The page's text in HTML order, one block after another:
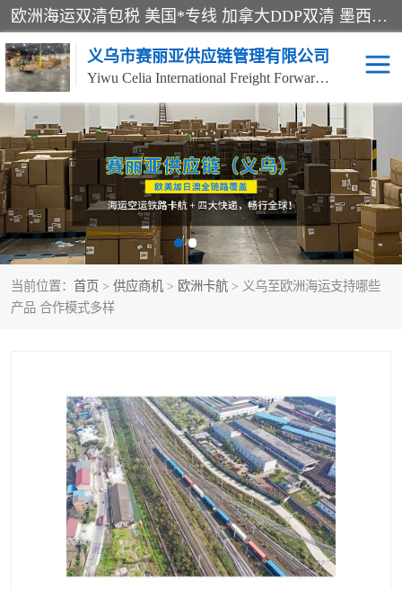
欧洲海运双清包税 美国*专线 加拿大DDP双清 墨西哥跨境空运 澳大利亚专线物流 跨境电商物流服务 国际快递到门服务 海运*渠道 一站式跨境物流解决方案 TikTok/SHEIN专线 电商平台FBA头程运输 国际铁路运输欧洲 UPS/DDHL/联邦快递跨境 美国双清到门物流 跨境*运输
义乌市赛丽亚供应链管理有限公司
Yiwu Celia International Freight Forwarding Co., Ltd
当前位置： 首页 > 供应商机 > 欧洲卡航 > 义乌至欧洲海运支持哪些
产品 合作模式多样
美森快船 欧洲卡航
加拿大海运/空运-双清到
门
澳大利亚海运/空运-双清
到门
墨西哥海运/空运-双清到
门